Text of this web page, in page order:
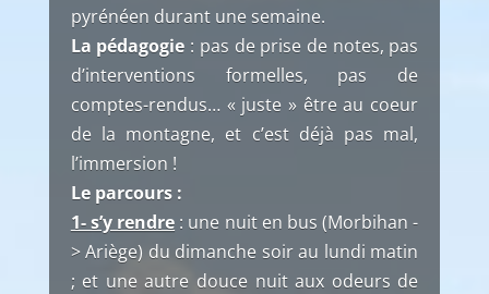
pyrénéen durant une semaine.
La pédagogie : pas de prise de notes, pas
d’interventions formelles, pas de
comptes-rendus… « juste » être au coeur
de la montagne, et c’est déjà pas mal,
l’immersion !
Le parcours :
1- s’y rendre : une nuit en bus (Morbihan -
> Ariège) du dimanche soir au lundi matin
; et une autre douce nuit aux odeurs de